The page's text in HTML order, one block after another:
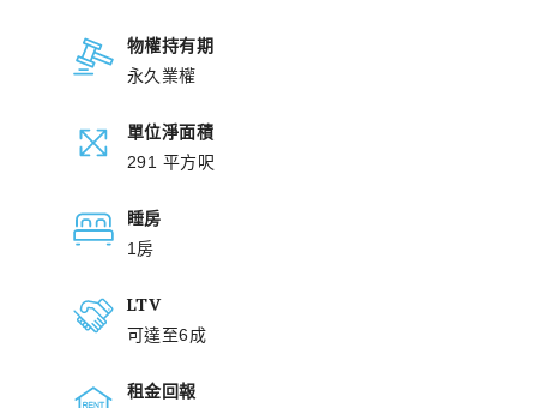
物權持有期
永久業權
單位淨面積
291 平方呎
睡房
1房
LTV
可達至6成
租金回報